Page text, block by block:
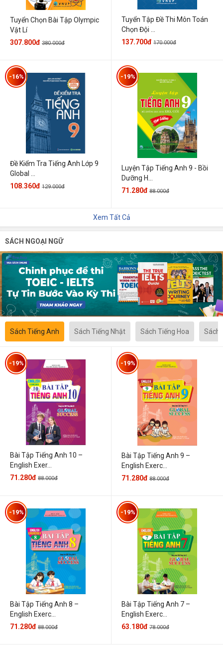
Tuyển Chọn Bài Tập Olympic
Vật Lí
307.800đ 380.000đ
Tuyển Tập Đề Thi Môn Toán
Chọn Đội ...
137.700đ 170.000đ
Đề Kiểm Tra Tiếng Anh Lớp 9
Global ...
-16%
108.360đ 129.000đ
Luyện Tập Tiếng Anh 9 - Bồi
Dưỡng H...
-19%
71.280đ 88.000đ
Xem Tất Cả
SÁCH NGOẠI NGỮ
Sách Tiếng Anh Sách Tiếng Nhật Sách Tiếng Hoa Sách
Bài Tập Tiếng Anh 10 –
English Exer...
-19%
71.280đ 88.000đ
Bài Tập Tiếng Anh 9 –
English Exerc...
-19%
71.280đ 88.000đ
Bài Tập Tiếng Anh 8 –
English Exerc...
-19%
71.280đ 88.000đ
Bài Tập Tiếng Anh 7 –
English Exerc...
-19%
63.180đ 78.000đ